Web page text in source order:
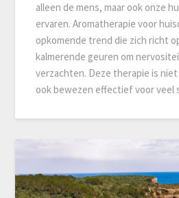
alleen de mens, maar ook onze
ervaren. Aromatherapie voor
opkomende trend die zich richt
kalmerende geuren om
verzachten. Deze therapie is niet
ook bewezen effectief voor